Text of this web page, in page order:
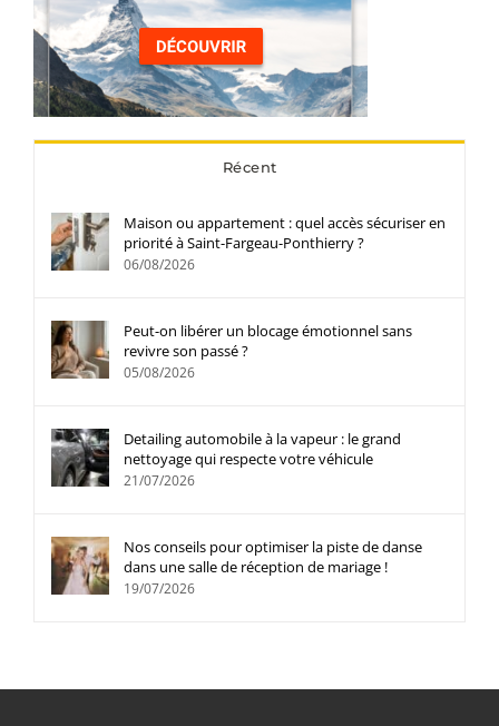
Récent
Maison ou appartement : quel accès sécuriser en
priorité à Saint-Fargeau-Ponthierry ?
06/08/2026
Peut-on libérer un blocage émotionnel sans
revivre son passé ?
05/08/2026
Detailing automobile à la vapeur : le grand
nettoyage qui respecte votre véhicule
21/07/2026
Nos conseils pour optimiser la piste de danse
dans une salle de réception de mariage !
19/07/2026